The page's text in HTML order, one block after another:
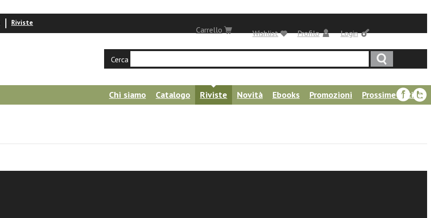
Login
Carrello
Riviste
Profilo
Wishlist
Cerca
Chi siamo Catalogo Riviste Novità Ebooks Promozioni
Prossime uscite